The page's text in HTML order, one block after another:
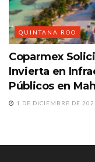
QUINTANA ROO
Coparmex
Invierta en
Públicos en
1 DE DICIEMBRE DE